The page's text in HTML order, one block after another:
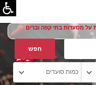
על מסעדות בתי קפה וברים